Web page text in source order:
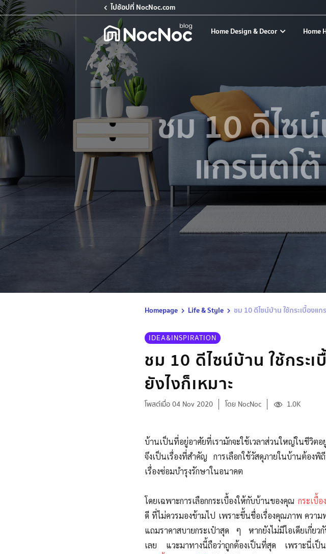
ไปช้อปที่ NocNoc.com
Home Design & Decor Home
ชม 10 ดีไซ
แกรนิตโ
Homepage Life & Style ชม 10 ดีไซน์บ้าน ใช้กระเบื้องแก
IDEA&INSPIRATION
ชม 10 ดีไซน์บ้าน ใช้กระ
ยังไงก็เหมาะ
โพสต์เมื่อ 04 Nov 2020 โดย NocNoc 1.0K
บ้านเป็นที่อยู่อาศัยที่เรามักจะใช้เวลาส่วนใหญ่ในชีวิต
จึงเป็นเรื่องที่สำคัญ การเลือกใช้วัสดุภายในบ้านต้อง
เรื่องซ่อมบำรุงรักษาในอนาคต
โดยเฉพาะการเลือกกระเบื้องให้กับบ้านของคุณ กระเบื้
ดี ที่ไม่ควรมองข้ามไป เพราะขึ้นชื่อเรื่องคุณภาพ ควา
แถมราคาสบายกระเป๋าสุด ๆ หากยังไม่มีไอเดียเกี่ยว
เลย แวะมาทางนี้ถือว่าถูกต้องเป็นที่สุด เพราะนี่เ